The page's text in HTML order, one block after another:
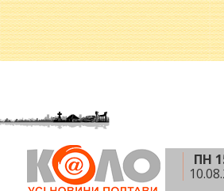
ПН
Головна » Новини » Статті
професію історика на кравця-